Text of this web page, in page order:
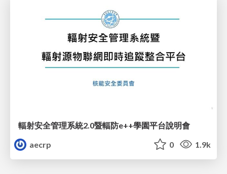
輻射安全管理系統2.0暨輻防e++學園平台說明會
aecrp
0 1.9k